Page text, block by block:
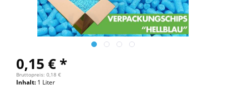
0,15 € *
Bruttopreis: 0,18 €
Inhalt: 1 Liter